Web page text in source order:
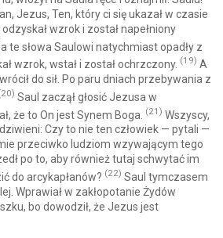
Jezus, Ten, który ci się ukazał w czasie
wzrok i został napełniony
te słowa Saulowi natychmiast opadły z
wzrok, wstał i został ochrzczony. (19) A
do sił. Po paru dniach przebywania z
Saul zaczął głosić Jezusa w
że to On jest Synem Boga. (21) Wszyscy,
Czy to nie ten człowiek — pytali —
przeciwko ludziom wzywającym tego
po to, aby również tutaj schwytać im
do arcykapłanów? (22) Saul tymczasem
Wprawiał w zakłopotanie Żydów
bo dowodził, że Jezus jest